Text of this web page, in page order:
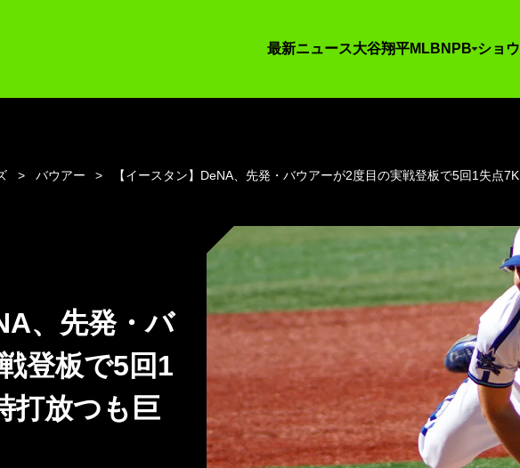
最新ニュース大谷翔平MLB NPB ショ
バウアー 【イースタン】DeNA、先発・バウアーが2度目の実戦登板で5回1失点
、先発・バ
登板で5回1
打放つも巨